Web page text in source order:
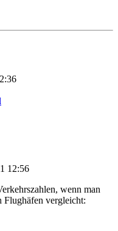
12:56
wenn man
Flughäfen vergleicht: